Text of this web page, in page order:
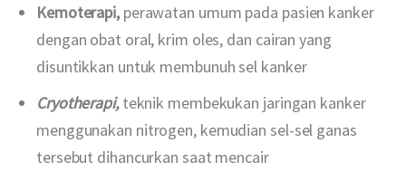
Kemoterapi,perawatan umum pada pasien kanker
dengan obat oral, krim oles, dan cairan yang
disuntikkan untuk membunuh sel kanker
Cryotherapi,teknik membekukan jaringan kanker
menggunakan nitrogen, kemudian sel-sel ganas
tersebut dihancurkan saat mencair